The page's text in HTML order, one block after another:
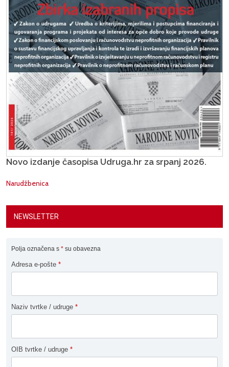
Novo izdanje časopisa Udruga.hr za srpanj 2026.
Narudžbenica
NEWSLETTER
Polja označena s * su obavezna
Adresa e-pošte *
Naziv tvrtke / udruge *
OIB tvrtke / udruge *